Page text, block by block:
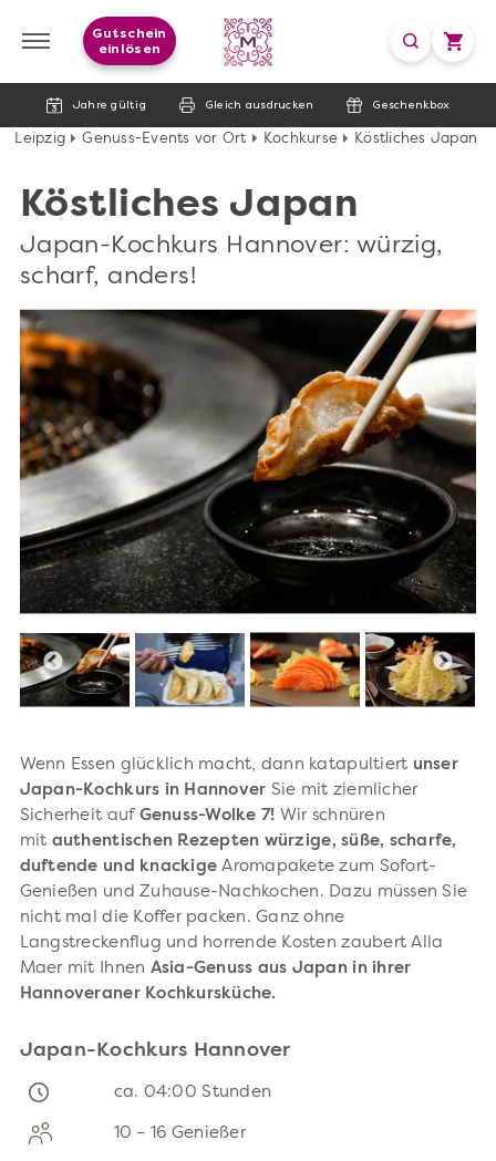
Jahre gültig Gleich ausdrucken Geschenkbox
Gutschein
einlösen
Leipzig Genuss-Events vor Ort Kochkurse Köstliches Japan
Köstliches Japan
Japan-Kochkurs Hannover: würzig,
scharf, anders!
Wenn Essen glücklich macht, dann katapultiert unser
Japan-Kochkurs in Hannover Sie mit ziemlicher
Sicherheit auf Genuss-Wolke 7! Wir schnüren
mit authentischen Rezepten würzige, süße, scharfe,
duftende und knackige Aromapakete zum Sofort-
Genießen und Zuhause-Nachkochen. Dazu müssen Sie
nicht mal die Koffer packen. Ganz ohne
Langstreckenflug und horrende Kosten zaubert Alla
Maer mit Ihnen Asia-Genuss aus Japan in ihrer
Hannoveraner Kochkursküche.
Japan-Kochkurs Hannover
ca. 04:00 Stunden
10 – 16 Genießer